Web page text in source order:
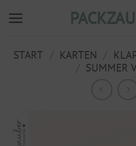
Inhalt
START KARTEN
SUMMER